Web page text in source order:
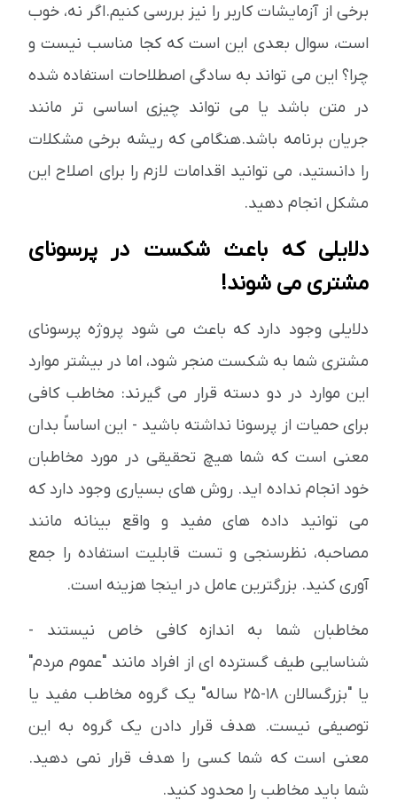
برخی از آزمایشات کاربر را نیز بررسی کنیم.اگر نه، خوب
است، سوال بعدی این است که کجا مناسب نیست و
چرا؟ این می تواند به سادگی اصطلاحات استفاده شده
در متن باشد یا می تواند چیزی اساسی تر مانند
جریان برنامه باشد.هنگامی که ریشه برخی مشکلات
را دانستید، می توانید اقدامات لازم را برای اصلاح این
مشکل انجام دهید.
دلایلی که باعث شکست در پرسونای
مشتری می شوند!
دلایلی وجود دارد که باعث می شود پروژه پرسونای
مشتری شما به شکست منجر شود، اما در بیشتر موارد
این موارد در دو دسته قرار می گیرند: مخاطب کافی
برای حمیات از پرسونا نداشته باشید - این اساساً بدان
معنی است که شما هیچ تحقیقی در مورد مخاطبان
خود انجام نداده اید. روش های بسیاری وجود دارد که
می توانید داده های مفید و واقع بینانه مانند
مصاحبه، نظرسنجی و تست قابلیت استفاده را جمع
آوری کنید. بزرگترین عامل در اینجا هزینه است.
مخاطبان شما به اندازه کافی خاص نیستند -
شناسایی طیف گسترده ای از افراد مانند "عموم مردم"
یا "بزرگسالان 18-25 ساله" یک گروه مخاطب مفید یا
توصیفی نیست. هدف قرار دادن یک گروه به این
معنی است که شما کسی را هدف قرار نمی دهید.
شما باید مخاطب را محدود کنید.